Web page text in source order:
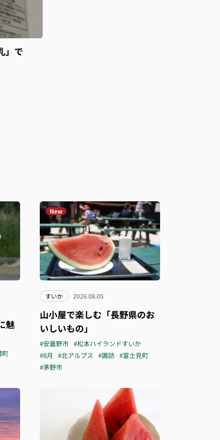
」で
魅
町
New
すいか 2026.08.05
山小屋で楽しむ「長野県のお
いしいもの」
#安曇野市 #松本ハイランドすいか
#8月
#北アルプス #諏訪 #富士見町
#茅野市